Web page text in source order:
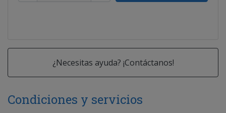
¿Necesitas ayuda? ¡Contáctanos!
Condiciones y servicios